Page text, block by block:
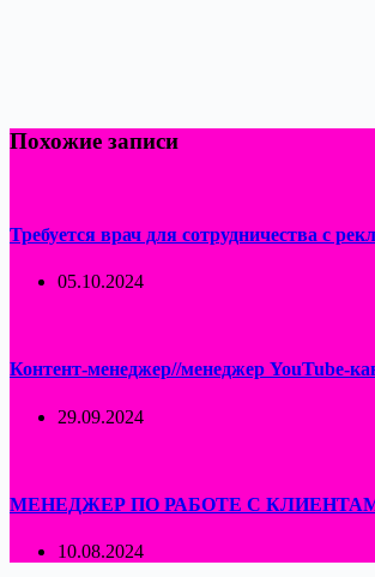
Похожие записи
Требуется врач для сотрудничества с
05.10.2024
Контент-менеджер//менеджер YouTube-
29.09.2024
МЕНЕДЖЕР ПО РАБОТЕ С
10.08.2024